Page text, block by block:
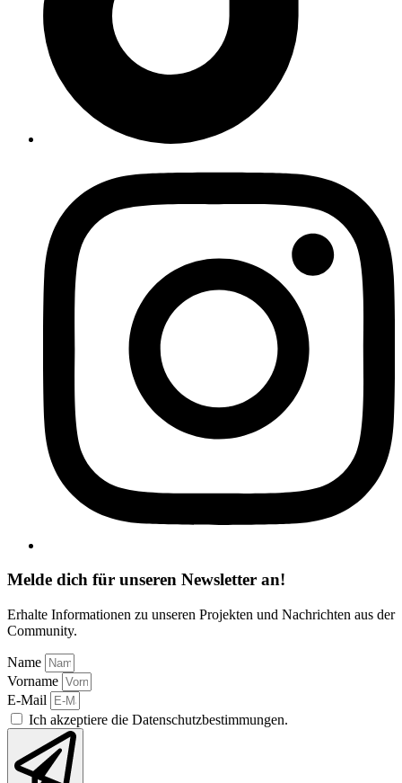
Melde dich für unseren Newsletter an!
Erhalte Informationen zu unseren Projekten und Nachrichten aus der
Community.
Name
Vorname
E-Mail
Ich akzeptiere die Datenschutzbestimmungen.